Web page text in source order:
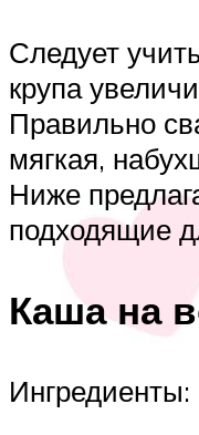
Следует
крупа
Правильно
мягкая,
Ниже
подходящие
Каша на
Ингредиенты: